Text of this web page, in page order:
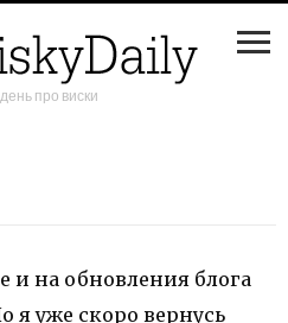
про виски
и на обновления блога
я уже скоро вернусь